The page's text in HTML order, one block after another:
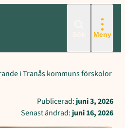
Meny
i Tranås kommuns förskolor
Publicerad: juni 3, 2026
Senast ändrad: juni 16, 2026